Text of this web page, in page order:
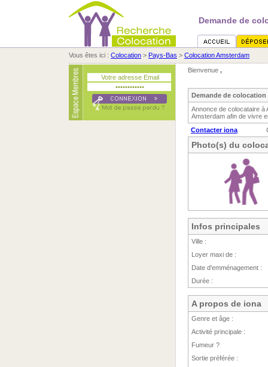
Demande de
Vous êtes ici : Colocation > Pays-Bas > Colocation Amsterdam
Bienvenue ,
Demande de colocation
Annonce de colocataire à
Amsterdam afin de vivre
Contacter iona
Photo(s) du
Infos principales
Ville :
Loyer maxi de :
Date d'emménagement :
Durée :
A propos de iona
Genre et âge :
Activité principale :
Fumeur ?
Sortie préférée :